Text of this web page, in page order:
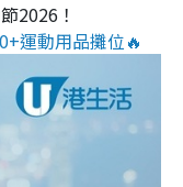
2026！
運動用品攤位🔥